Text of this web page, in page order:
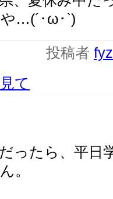
…(´･ω･`)
投稿者
て
ったら、平日
。